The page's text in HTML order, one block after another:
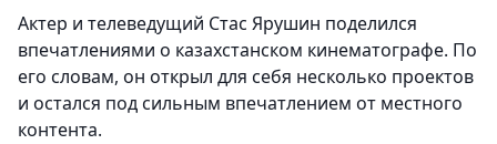
Актер и телеведущий Стас Ярушин поделился
впечатлениями о казахстанском кинематографе. По
его словам, он открыл для себя несколько проектов
и остался под сильным впечатлением от местного
контента.